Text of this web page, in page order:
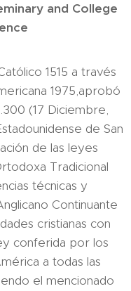
and College
1515 a través
1975,aprobó
(17 Diciembre,
de San
de las leyes
Tradicional
técnicas y
Continuante
cristianas con
conferida por los
a todas las
el mencionado